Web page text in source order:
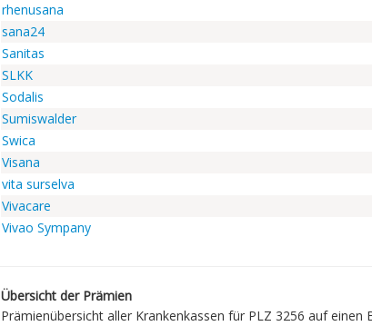
rhenusana
sana24
Sanitas
SLKK
Sodalis
Sumiswalder
Swica
Visana
vita surselva
Vivacare
Vivao Sympany
Übersicht der Prämien
Prämienübersicht aller Krankenkassen für PLZ 3256 auf einen